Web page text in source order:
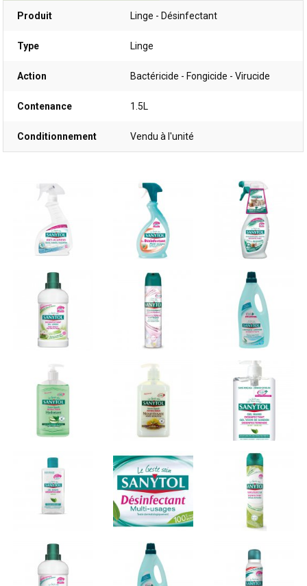
Produit Linge - Désinfectant
Type Linge
Action Bactéricide - Fongicide - Virucide
Contenance 1.5L
Conditionnement Vendu à l'unité